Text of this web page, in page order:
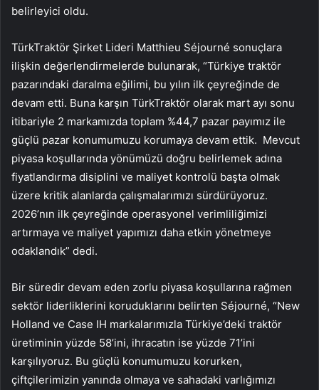
belirleyici oldu.
TürkTraktör Şirket Lideri Matthieu Séjourné sonuçlara
ilişkin değerlendirmelerde bulunarak, “Türkiye traktör
pazarındaki daralma eğilimi, bu yılın ilk çeyreğinde de
devam etti. Buna karşın TürkTraktör olarak mart ayı sonu
itibariyle 2 markamızda toplam %44,7 pazar payımız ile
güçlü pazar konumumuzu korumaya devam ettik. Mevcut
piyasa koşullarında yönümüzü doğru belirlemek adına
fiyatlandırma disiplini ve maliyet kontrolü başta olmak
üzere kritik alanlarda çalışmalarımızı sürdürüyoruz.
2026’nın ilk çeyreğinde operasyonel verimliliğimizi
artırmaya ve maliyet yapımızı daha etkin yönetmeye
odaklandık” dedi.
Bir süredir devam eden zorlu piyasa koşullarına rağmen
sektör liderliklerini koruduklarını belirten Séjourné, “New
Holland ve Case IH markalarımızla Türkiye’deki traktör
üretiminin yüzde 58’ini, ihracatın ise yüzde 71’ini
karşılıyoruz. Bu güçlü konumumuzu korurken,
çiftçilerimizin yanında olmaya ve sahadaki varlığımızı